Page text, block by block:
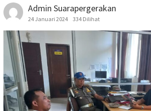
Admin Suarapergerakan
24 Januari 2024 334 Dilihat